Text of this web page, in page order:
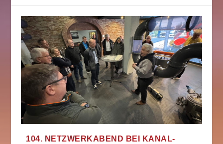
104. NETZWERKABEND BEI KANAL-